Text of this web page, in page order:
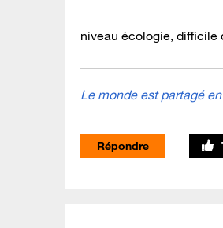
niveau écologie, difficile
Le monde est partagé
Répondre